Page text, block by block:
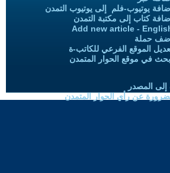
إضافة يوتيوب-فلم إلى يوتيوب التمدن
إضافة كتاب إلى مكتبة التمدن
Add new article -
أضف حملة
الموقع الفرعي للكاتب-ة
ابحث في موقع الحوار المتمدن
إلى المصدر
عن رأي الحوار المتمدن